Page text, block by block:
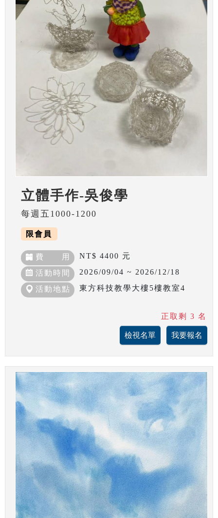
立體手作-吳俊學
每週五1000-1200
限會員
費 用 NT$ 4400 元
活動時間 2026/09/04 ~ 2026/12/18
活動地點 東方科技教學大樓5樓教室4
正取剩 3 名